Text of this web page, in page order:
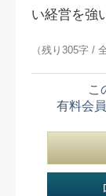
い経営を強
（残り305字 /
こ
有料会